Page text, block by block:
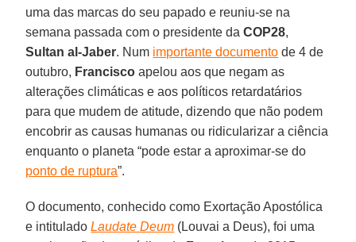
uma das marcas do seu papado e reuniu-se na
semana passada com o presidente daCOP28,
Sultan al-Jaber. Num importante documento de 4 de
outubro, Francisco apelou aos que negam as
alterações climáticas e aos políticos retardatários
para que mudem de atitude, dizendo que não podem
encobrir as causas humanas ou ridicularizar a ciência
enquanto o planeta “pode estar a aproximar-se do
ponto de ruptura”.
O documento, conhecido como Exortação Apostólica
e intituladoLaudate Deum (Louvai a Deus), foi uma